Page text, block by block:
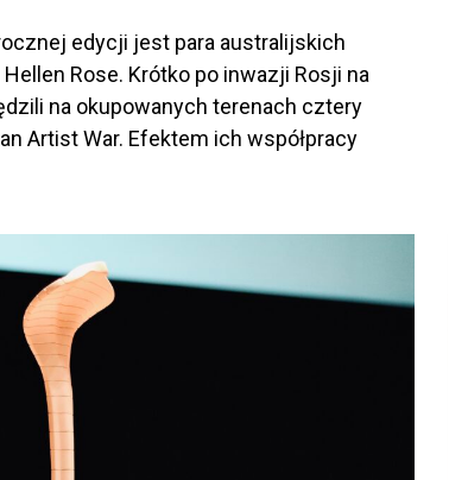
edycji jest para australijskich
Rose. Krótko po inwazji Rosji na
na okupowanych terenach cztery
Artist War. Efektem ich współpracy